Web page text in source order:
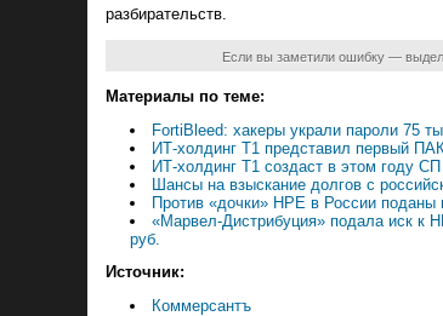
разбирательств.
Если вы заметили ошибку —
Материалы по теме:
FortiBleed: хакеры украли пароли 75
ИТ-холдинг Т1 представил первый
ИТ-холдинг Т1 создаст в этом году
Шансы на взыскание долгов с
Против «дочки» HPE в России
«Марвел-Дистрибуция» подала иск к
руб.
Источник:
Коммерсантъ